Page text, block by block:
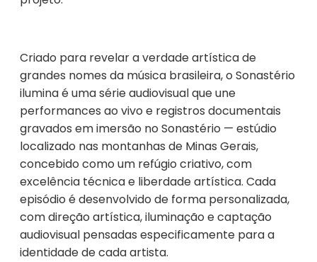
Criado para revelar a verdade artística de
grandes nomes da música brasileira, o Sonastério
ilumina é uma série audiovisual que une
performances ao vivo e registros documentais
gravados em imersão no Sonastério — estúdio
localizado nas montanhas de Minas Gerais,
concebido como um refúgio criativo, com
excelência técnica e liberdade artística. Cada
episódio é desenvolvido de forma personalizada,
com direção artística, iluminação e captação
audiovisual pensadas especificamente para a
identidade de cada artista.